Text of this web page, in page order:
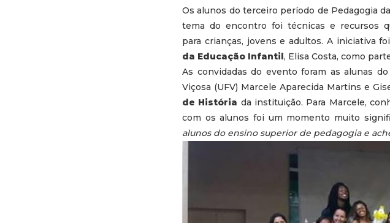
Os alunos do terceiro período de Pedagogia
tema do encontro foi técnicas e recursos
para crianças, jovens e adultos. A iniciativa
da Educação Infantil, Elisa Costa, como
As convidadas do evento foram as alunas
Viçosa (UFV) Marcele Aparecida Martins e
de História da instituição. Para Marcele,
com os alunos foi um momento muito
alunos do ensino superior de pedagogia e